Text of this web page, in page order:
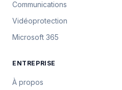
Communications
Vidéoprotection
Microsoft 365
ENTREPRISE
À propos